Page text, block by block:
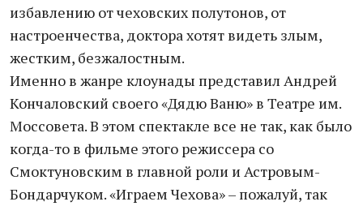
избавлению от чеховских полутонов, от
настроенчества, доктора хотят видеть злым,
жестким, безжалостным.
Именно в жанре клоунады представил Андрей
Кончаловский своего «Дядю Ваню» в Театре им.
Моссовета. В этом спектакле все не так, как было
когда-то в фильме этого режиссера со
Смоктуновским в главной роли и Астровым-
Бондарчуком. «Играем Чехова» – пожалуй, так